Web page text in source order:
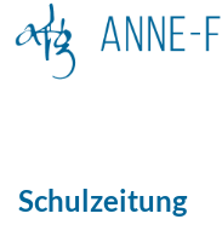
Schulzeitung